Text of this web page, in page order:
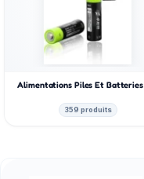
Alimentations Piles Et Batteries
359 produits